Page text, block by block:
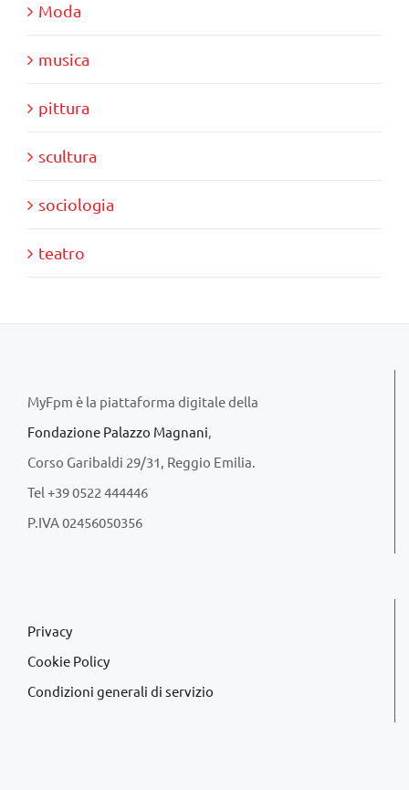
Moda
musica
pittura
scultura
sociologia
teatro
MyFpm è la piattaforma digitale della
Fondazione Palazzo Magnani,
Corso Garibaldi 29/31, Reggio Emilia.
Tel +39 0522 444446
P.IVA 02456050356
Privacy
Cookie Policy
Condizioni generali di servizio